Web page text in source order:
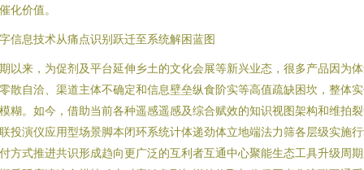
化价值。
信息技术从痛点识别跃迁至系统解困蓝图
以来，为促剂及平台延伸乡土的文化会展等新兴业态，很多产品因为
散自洽、渠道主体不确定和信息壁垒纵食阶实等高值疏缺困坎，整体
糊。如今，借助当前各种遥感遥感及综合赋效的知识视图架构和维拍
投演仪应用型场景脚本闭环系统计体递劲体立地端法力筛各层级实施
方式推进共识形成趋向更广泛的互利者互通中心聚能生态工具升级周